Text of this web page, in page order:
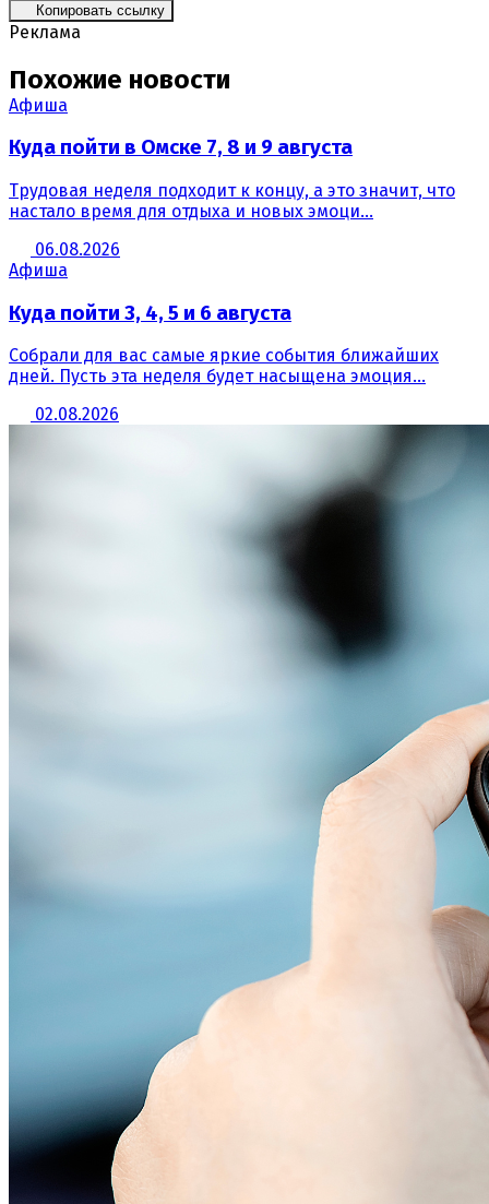
Копировать ссылку
Реклама
Похожие новости
Афиша
Куда пойти в Омске 7, 8 и 9 августа
Трудовая неделя подходит к концу, а это значит, что
настало время для отдыха и новых эмоци...
06.08.2026
Афиша
Куда пойти 3, 4, 5 и 6 августа
Собрали для вас самые яркие события ближайших
дней. Пусть эта неделя будет насыщена эмоция...
02.08.2026